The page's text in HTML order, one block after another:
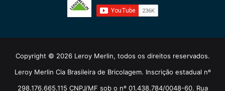
Copyright © 2026 Leroy Merlin, todos os direitos reservados.
Leroy Merlin Cia Brasileira de Bricolagem. Inscrição estadual nº
298.176.665.115 CNPJ/MF sob o nº 01.438.784/0048-60. Rua